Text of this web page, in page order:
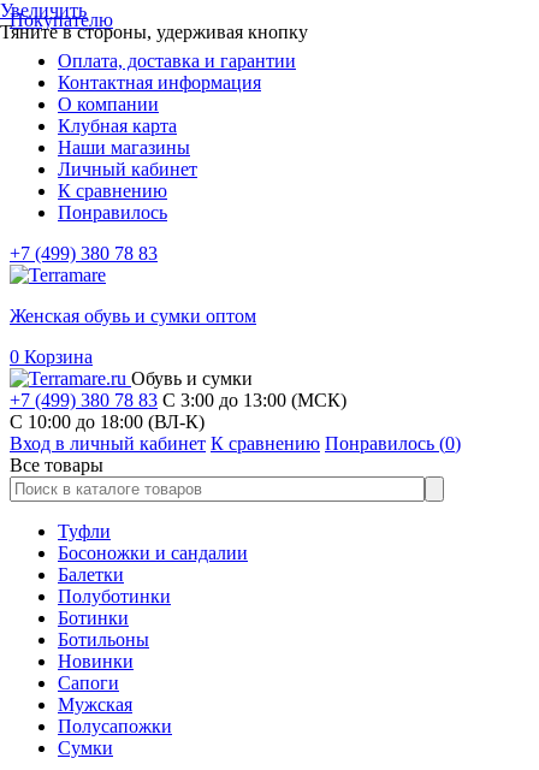
Покупателю
Оплата, доставка и гарантии
Контактная информация
О компании
Клубная карта
Наши магазины
Личный кабинет
К сравнению
Понравилось
+7 (499) 380 78 83
Женская обувь и сумки оптом
0 Корзина
Обувь и сумки
+7 (499) 380 78 83 С 3:00 до 13:00 (МСК)
C 10:00 до 18:00 (ВЛ-К)
Вход в личный кабинет К сравнению Понравилось (0)
Все товары
Туфли
Босоножки и сандалии
Балетки
Полуботинки
Ботинки
Ботильоны
Новинки
Сапоги
Мужская
Полусапожки
Сумки
Увеличить
Тяните в стороны, удерживая кнопку